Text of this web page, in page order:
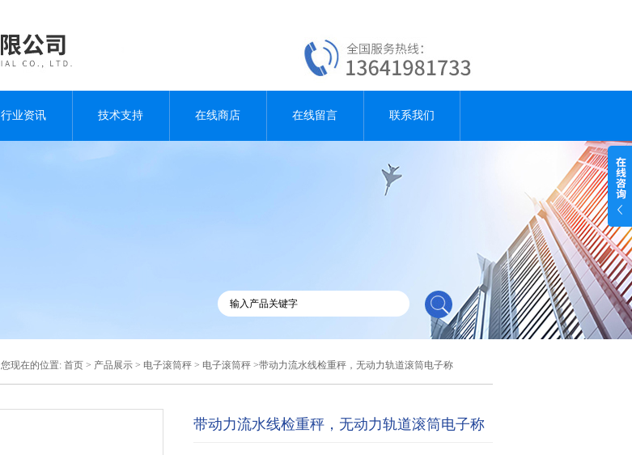
行业资讯 技术支持 在线商店 在线留言 联系我们
您现在的位置: 首页 > 产品展示 > 电子滚筒秤 > 电子滚筒秤 >带动力流水线检重秤，无动力轨道滚筒电子称
带动力流水线检重秤，无动力轨道滚筒电子称